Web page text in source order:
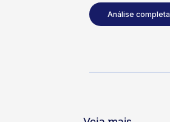
Análise completa